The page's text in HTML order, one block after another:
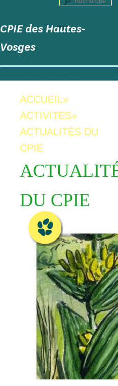
CPIE des Hautes-
Vosges
ACCUEIL»
ACTIVITES»
ACTUALITÉS DU
CPIE
DU CPIE